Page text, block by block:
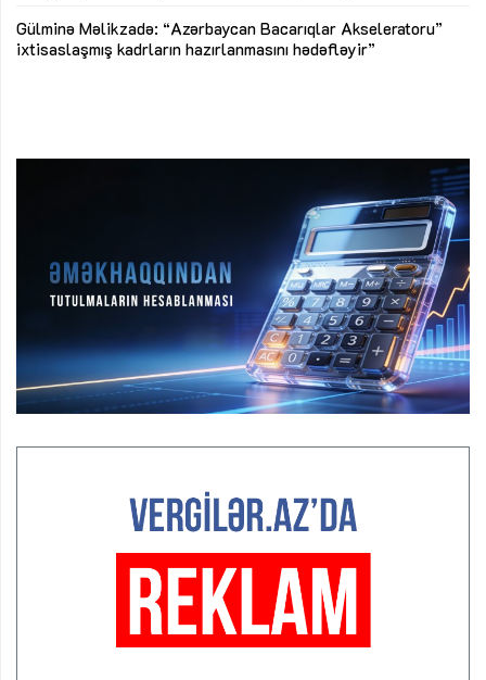
Gülminə Məlikzadə: “Azərbaycan Bacarıqlar Akseleratoru”
ixtisaslaşmış kadrların hazırlanmasını hədəfləyir”